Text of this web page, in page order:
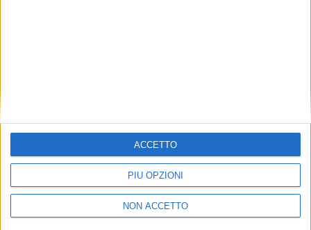
PIÙ OPZIONI
NON ACCETTO
ACCETTO